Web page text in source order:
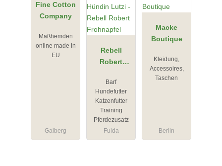
Fine Cotton
Company
Maßhemden
online made in
EU
Gaiberg
Rebell
Robert
Barf
Hundefutter
Katzenfutter
Training
Pferdezusatz
Fulda
Macke
Boutique
Kleidung,
Accessoires,
Taschen
Berlin